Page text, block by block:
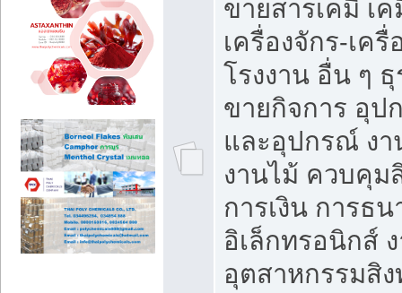
ขายสารเคมี เ
เครื่องจักร-เค
โรงงาน อื่น ๆ
ขายกิจการ อุป
และอุปกรณ์ ง
งานไม้ ควบคุม
การเงิน การธ
อิเล็กทรอนิกส์
อุตสาหกรรมสิ